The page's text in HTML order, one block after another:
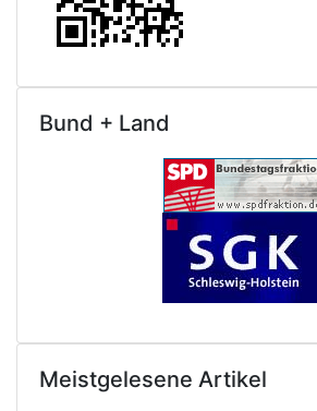
Bund + Land
Meistgelesene Artikel